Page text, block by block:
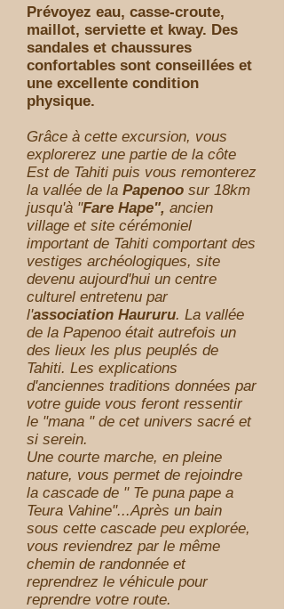
Prévoyez eau, casse-croute,
maillot, serviette et kway. Des
sandales et chaussures
confortables sont conseillées et
une excellente condition
physique.
Grâce à cette excursion, vous
explorerez une partie de la côte
Est de Tahiti puis vous remonterez
la vallée de la Papenoo sur 18km
jusqu'à "Fare Hape", ancien
village et site cérémoniel
important de Tahiti comportant des
vestiges archéologiques, site
devenu aujourd'hui un centre
culturel entretenu par
l'association Haururu. La vallée
de la Papenoo était autrefois un
des lieux les plus peuplés de
Tahiti. Les explications
d'anciennes traditions données par
votre guide vous feront ressentir
le "mana " de cet univers sacré et
si serein.
Une courte marche, en pleine
nature, vous permet de rejoindre
la cascade de " Te puna pape a
Teura Vahine"...Après un bain
sous cette cascade peu explorée,
vous reviendrez par le même
chemin de randonnée et
reprendrez le véhicule pour
reprendre votre route.